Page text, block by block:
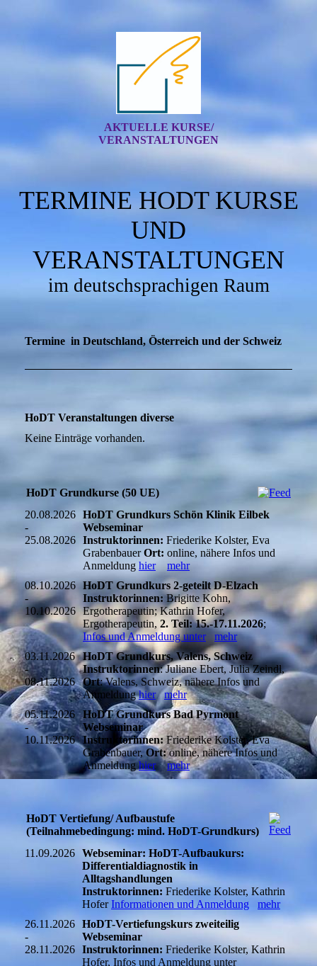
AKTUELLE KURSE/
VERANSTALTUNGEN
TERMINE HODT KURSE
UND
VERANSTALTUNGEN
im deutschsprachigen Raum
Termine in Deutschland, Österreich und der Schweiz
HoDT Veranstaltungen diverse
Keine Einträge vorhanden.
HoDT Grundkurse (50 UE)
20.08.2026
-
25.08.2026
HoDT Grundkurs Schön Klinik Eilbek
Webseminar
Instruktorinnen: Friederike Kolster, Eva
GrabenbauerOrt: online, nähere Infos und
Anmeldung hier
mehr
08.10.2026
-
10.10.2026
HoDT Grundkurs 2-geteilt D-Elzach
Instruktorinnen:Brigitte Kohn,
Ergotherapeutin; Kathrin Hofer,
Ergotherapeutin, 2. Teil: 15.-17.11.2026;
Infos und Anmeldung unter
mehr
03.11.2026
-
08.11.2026
HoDT Grundkurs, Valens, Schweiz
Instruktorinnen: Juliane Ebert, Julia Zeindl,
Ort: Valens, Schweiz, nähere Infos und
Anmeldunghier
mehr
05.11.2026
-
10.11.2026
HoDT Grundkurs Bad Pyrmont
Webseminar
Instruktorinnen:Friederike Kolster, Eva
Grabenbauer,Ort:online, nähere Infos und
Anmeldunghier mehr
HoDT Vertiefung/ Aufbaustufe
(Teilnahmebedingung: mind. HoDT-Grundkurs)
11.09.2026 Webseminar: HoDT-Aufbaukurs:
Differentialdiagnostik in
Alltagshandlungen
Instruktorinnen: Friederike Kolster, Kathrin
HoferInformationen und Anmeldung
mehr
26.11.2026
-
28.11.2026
HoDT-Vertiefungskurs zweiteilig
Webseminar
Instruktorinnen: Friederike Kolster, Kathrin
Hofer, Infos und Anmeldung unter